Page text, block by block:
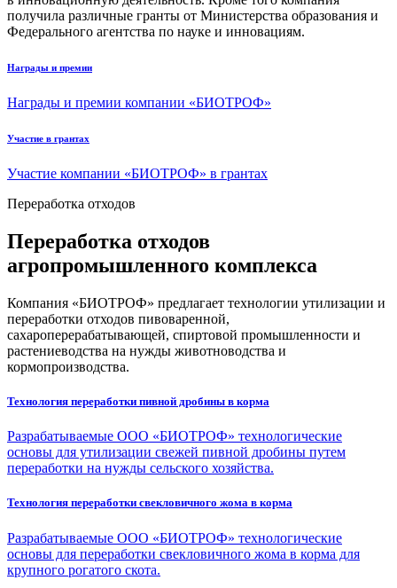
получила различные гранты от Министерства образования и
Федерального агентства по науке и инновациям.
Награды и премии
Награды и премии компании «БИОТРОФ»
Участие в грантах
Участие компании «БИОТРОФ» в грантах
Переработка отходов
Переработка отходов
агропромышленного комплекса
Компания «БИОТРОФ» предлагает технологии утилизации и
переработки отходов пивоваренной,
сахароперерабатывающей, спиртовой промышленности и
растениеводства на нужды животноводства и
кормопроизводства.
Технология переработки пивной дробины в корма
Разрабатываемые ООО «БИОТРОФ» технологические
основы для утилизации свежей пивной дробины путем
переработки на нужды сельского хозяйства.
Технология переработки свекловичного жома в корма
Разрабатываемые ООО «БИОТРОФ» технологические
основы для переработки свекловичного жома в корма для
крупного рогатого скота.